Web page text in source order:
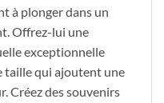
à plonger dans un
Offrez-lui une
exceptionnelle
taille qui ajoutent une
Créez des souvenirs